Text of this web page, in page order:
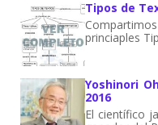
Tipos de
princiaples
Yoshinori
2016
El científico